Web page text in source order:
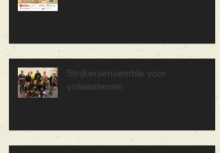
Strijkersensemble voor
volwassenen